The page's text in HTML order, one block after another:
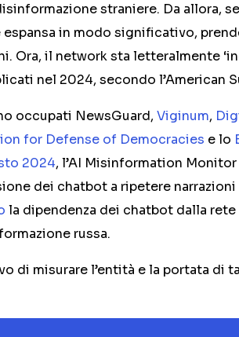
straniere. Da allora,
in modo significativo,
Ora, il network sta letteralmente
nel 2024, secondo l’American
occupati NewsGuard, Viginum,
for Defense of Democracies e lo
2024, l’AI Misinformation
dei chatbot a ripetere
la dipendenza dei chatbot dalla rete
russa.
di misurare l’entità e la portata di